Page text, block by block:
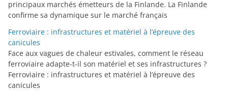
principaux marchés émetteurs de la Finlande. La Finlande
confirme sa dynamique sur le marché français
Ferroviaire : infrastructures et matériel à l’épreuve des
canicules
Face aux vagues de chaleur estivales, comment le réseau
ferroviaire adapte-t-il son matériel et ses infrastructures ?
Ferroviaire : infrastructures et matériel à l’épreuve des
canicules